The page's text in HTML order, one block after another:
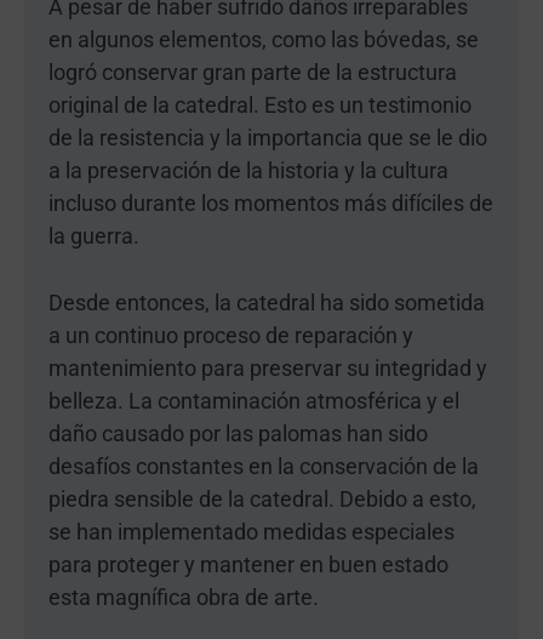
A pesar de haber sufrido daños irreparables
en algunos elementos, como las bóvedas, se
logró conservar gran parte de la estructura
original de la catedral. Esto es un testimonio
de la resistencia y la importancia que se le dio
a la preservación de la historia y la cultura
incluso durante los momentos más difíciles de
la guerra.
Desde entonces, la catedral ha sido sometida
a un continuo proceso de reparación y
mantenimiento para preservar su integridad y
belleza. La contaminación atmosférica y el
daño causado por las palomas han sido
desafíos constantes en la conservación de la
piedra sensible de la catedral. Debido a esto,
se han implementado medidas especiales
para proteger y mantener en buen estado
esta magnífica obra de arte.